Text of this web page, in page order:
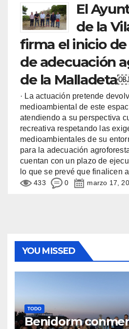
El
de la
firma el inicio de
de adecuación
de la
· La actuación pretende
medioambiental de este
atendiendo a su perspectiva
recreativa respetando las
medioambientales de su
para la adecuación
cuentan con un plazo de
lo que se prevé que finalicen
433 0 marzo 17,
YOU MISSED
TODO
Benidorm